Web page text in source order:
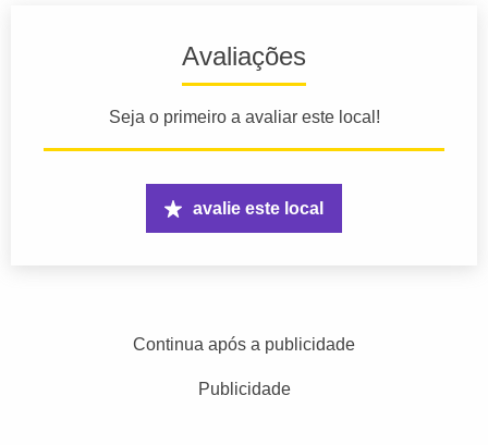
Avaliações
Seja o primeiro a avaliar este local!
avalie este local
Continua após a publicidade
Publicidade